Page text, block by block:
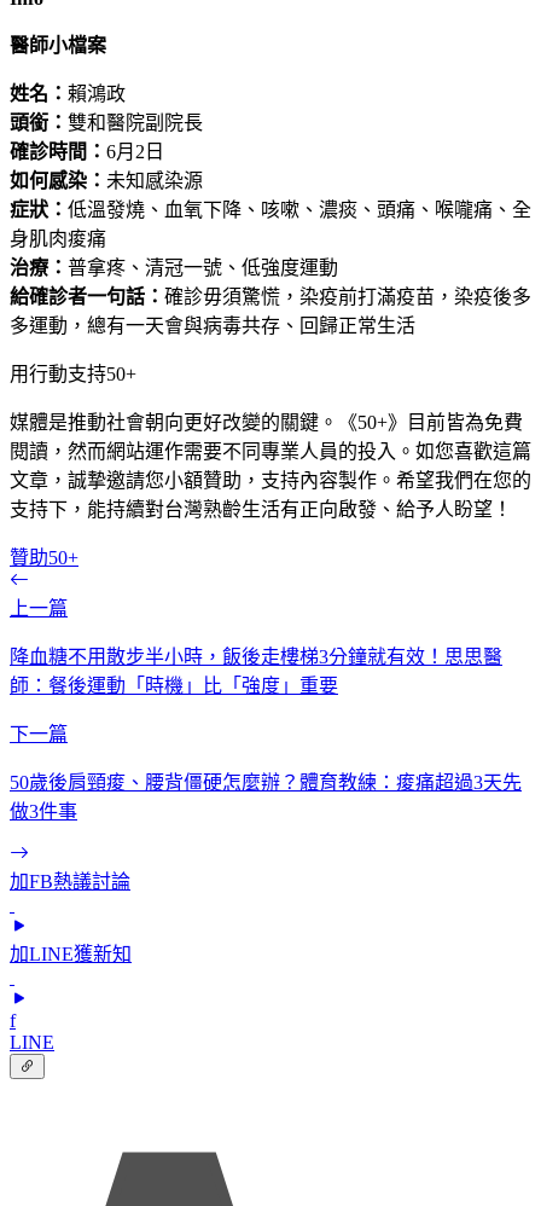
醫師小檔案
姓名： 賴鴻政
頭銜： 雙和醫院副院長
確診時間： 6月2日
如何感染： 未知感染源
症狀： 低溫發燒、血氧下降、咳嗽、濃痰、頭痛、喉嚨痛、全
身肌肉痠痛
治療： 普拿疼、清冠一號、低強度運動
給確診者一句話： 確診毋須驚慌，染疫前打滿疫苗，染疫後多
多運動，總有一天會與病毒共存、回歸正常生活
用行動支持50+
媒體是推動社會朝向更好改變的關鍵。《50+》目前皆為免費
閱讀，然而網站運作需要不同專業人員的投入。如您喜歡這篇
文章，誠摯邀請您小額贊助，支持內容製作。希望我們在您的
支持下，能持續對台灣熟齡生活有正向啟發、給予人盼望！
贊助50+
上一篇
降血糖不用散步半小時，飯後走樓梯3分鐘就有效！思思醫
師：餐後運動「時機」比「強度」重要
下一篇
50歲後肩頸痠、腰背僵硬怎麼辦？體育教練：痠痛超過3天先
做3件事
加FB熱議討論
加LINE獲新知
f
LINE